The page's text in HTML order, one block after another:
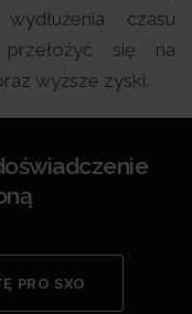
czasu
się na
wyższe zyski.
PRO SXO